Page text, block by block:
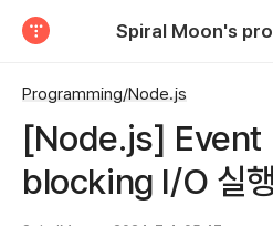
Programming/Node.js
[Node.js] Event
blocking I/O 실